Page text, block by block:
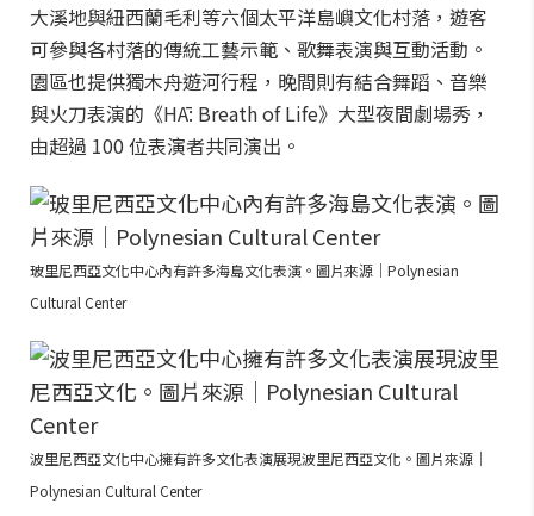
大溪地與紐西蘭毛利等六個太平洋島嶼文化村落，遊客
可參與各村落的傳統工藝示範、歌舞表演與互動活動。
園區也提供獨木舟遊河行程，晚間則有結合舞蹈、音樂
與火刀表演的《HĀ: Breath of Life》大型夜間劇場秀，
由超過 100 位表演者共同演出。
玻里尼西亞文化中心內有許多海島文化表演。圖片來源｜Polynesian
Cultural Center
波里尼西亞文化中心擁有許多文化表演展現波里尼西亞文化。圖片來源｜
Polynesian Cultural Center